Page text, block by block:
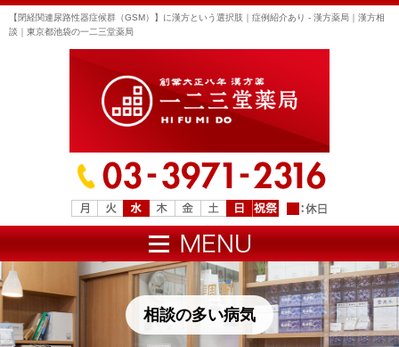
【閉経関連尿路性器症候群（GSM）】に漢方という選択肢｜症例紹介あり - 漢方薬局｜漢方相
談｜東京都池袋の一二三堂薬局
相談の多い病気